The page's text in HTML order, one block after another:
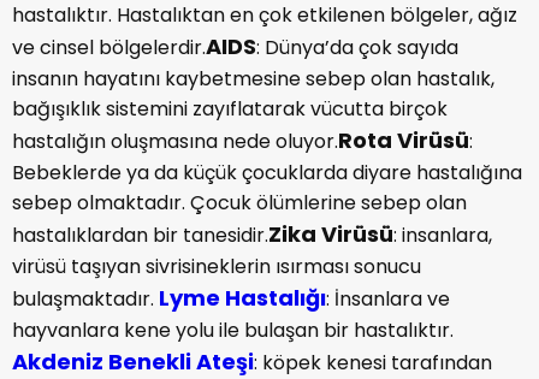
hastalıktır. Hastalıktan en çok etkilenen bölgeler, ağız
ve cinsel bölgelerdir.AIDS: Dünya’da çok sayıda
insanın hayatını kaybetmesine sebep olan hastalık,
bağışıklık sistemini zayıflatarak vücutta birçok
hastalığın oluşmasına nede oluyor.Rota Virüsü:
Bebeklerde ya da küçük çocuklarda diyare hastalığına
sebep olmaktadır. Çocuk ölümlerine sebep olan
hastalıklardan bir tanesidir.Zika Virüsü: insanlara,
virüsü taşıyan sivrisineklerin ısırması sonucu
bulaşmaktadır. Lyme Hastalığı: İnsanlara ve
hayvanlara kene yolu ile bulaşan bir hastalıktır.
Akdeniz Benekli Ateşi: köpek kenesi tarafından